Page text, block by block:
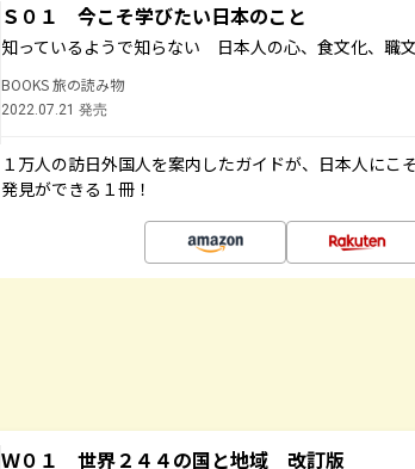
Ｓ０１ 今こそ学びたい日本のこと
知っているようで知らない 日本人の心、食文化、職
BOOKS 旅の読み物
2022.07.21 発売
１万人の訪日外国人を案内したガイドが、日本人にこ
発見ができる１冊！
Ｗ０１ 世界２４４の国と地域 改訂版